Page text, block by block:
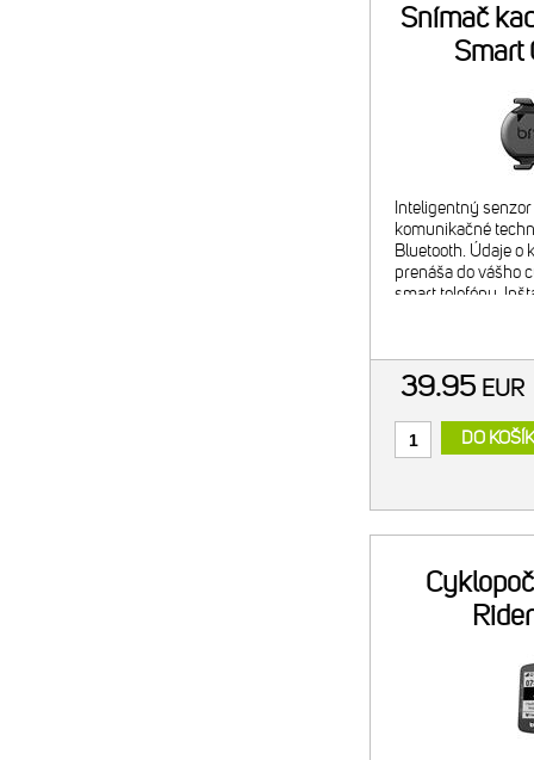
Snímač
Smart
Inteligentný
komunikačné
Bluetooth. Údaje o
prenáša do vášho
smart telefónu.
39.95 EUR
DO